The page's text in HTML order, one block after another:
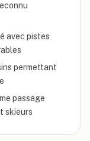
avec pistes
permettant
passage
skieurs